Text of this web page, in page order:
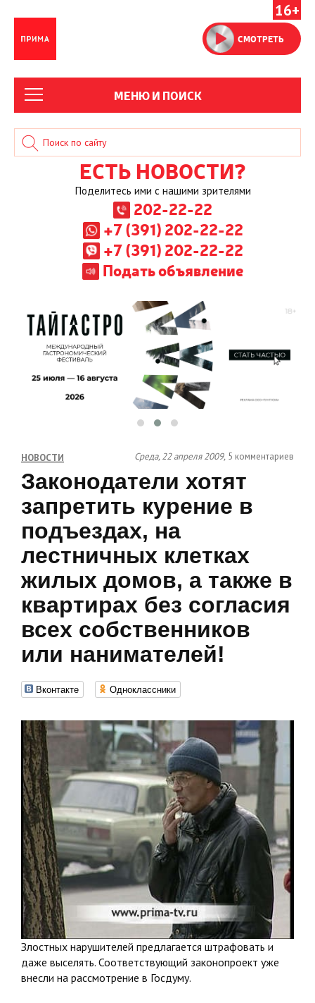
16+
СМОТРЕТЬ
МЕНЮ И ПОИСК
ЕСТЬ НОВОСТИ?
Поделитесь ими с нашими зрителями
202-22-22
+7 (391) 202-22-22
+7 (391) 202-22-22
Подать объявление
НОВОСТИ Среда, 22 апреля 2009, 5 комментариев
Законодатели хотят
запретить курение в
подъездах, на
лестничных клетках
жилых домов, а также в
квартирах без согласия
всех собственников
или нанимателей!
Вконтакте Одноклассники
Злостных нарушителей предлагается штрафовать и
даже выселять. Соответствующий законопроект уже
внесли на рассмотрение в Госдуму.